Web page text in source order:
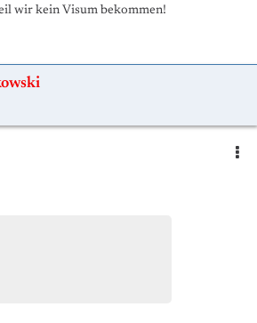
wir kein Visum bekommen!